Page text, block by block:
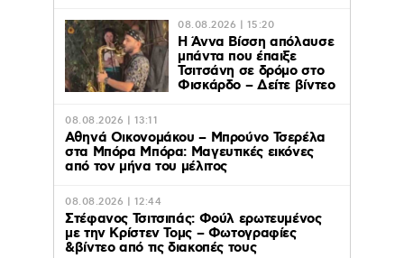
08.08.2026 | 15:20
Η Άννα Βίσση απόλαυσε
μπάντα που έπαιξε
Τσιτσάνη σε δρόμο στο
Φισκάρδο – Δείτε βίντεο
08.08.2026 | 13:11
Αθηνά Οικονομάκου – Μπρούνο Τσερέλα
στα Μπόρα Μπόρα: Mαγευτικές εικόνες
από τον μήνα του μέλιτος
08.08.2026 | 12:44
Στέφανος Τσιτσιπάς: Φούλ ερωτευμένος
με την Κρίστεν Τομς – Φωτογραφίες
&βίντεο από τις διακοπές τους